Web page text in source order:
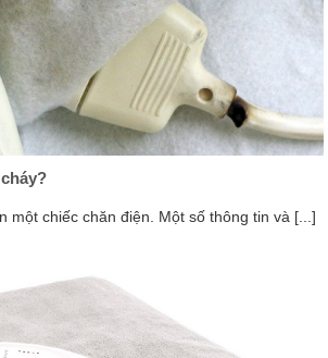
một chiếc chăn điện. Một số thông tin và [...]